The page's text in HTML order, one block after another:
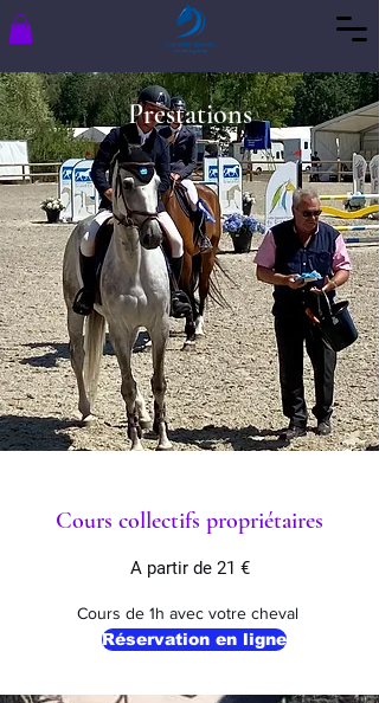
Prestations
Cours collectifs propriétaires
A partir de 21 €
Cours de 1h avec votre cheval
Réservation en ligne